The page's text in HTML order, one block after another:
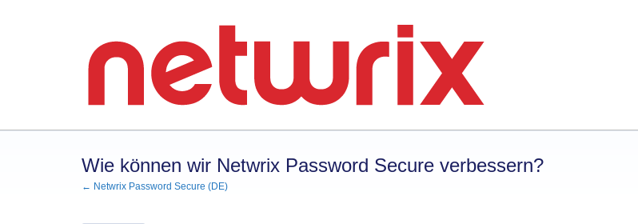
Wie können wir Netwrix Password Secure verbessern?
← Netwrix Password Secure (DE)